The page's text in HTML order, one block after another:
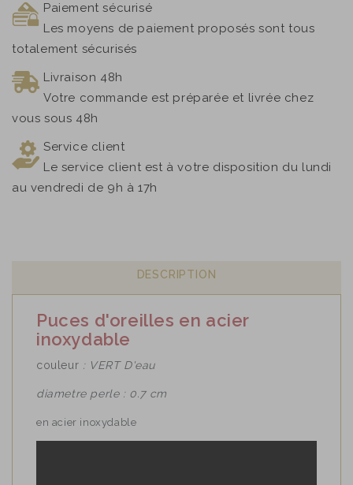
Paiement sécurisé
Les moyens de paiement proposés sont tous
totalement sécurisés
Livraison 48h
Votre commande est préparée et livrée chez
vous sous 48h
Service client
Le service client est à votre disposition du lundi
au vendredi de 9h à 17h
DESCRIPTION
Puces d'oreilles en acier
inoxydable
couleur : VERT D'eau
diametre perle : 0.7 cm
en acier inoxydable